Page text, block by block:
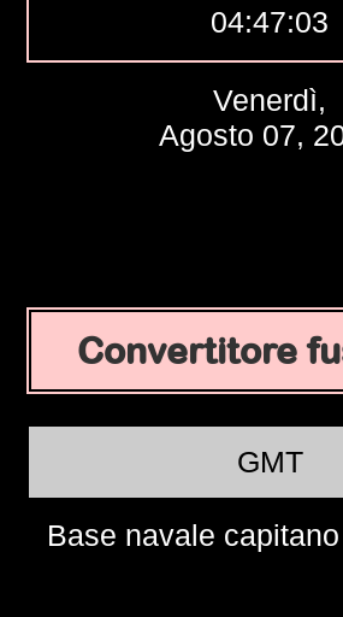
04:47:04
Venerdì,
Agosto 07,
Convertitore
GMT
Base navale